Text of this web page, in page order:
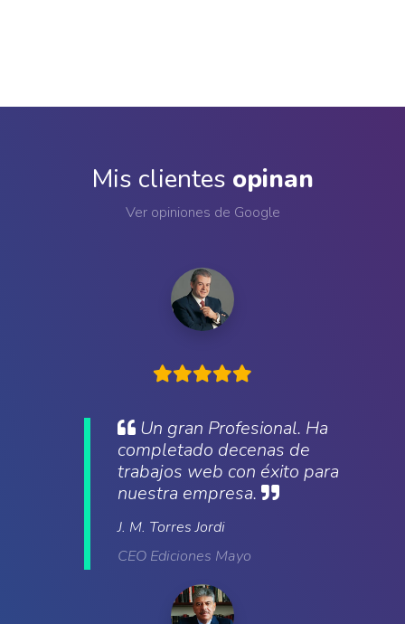
Mis clientes opinan
Ver opiniones de Google
Un gran Profesional. Ha
completado decenas de
trabajos web con éxito para
nuestra empresa.
J. M. Torres Jordi
CEO Ediciones Mayo